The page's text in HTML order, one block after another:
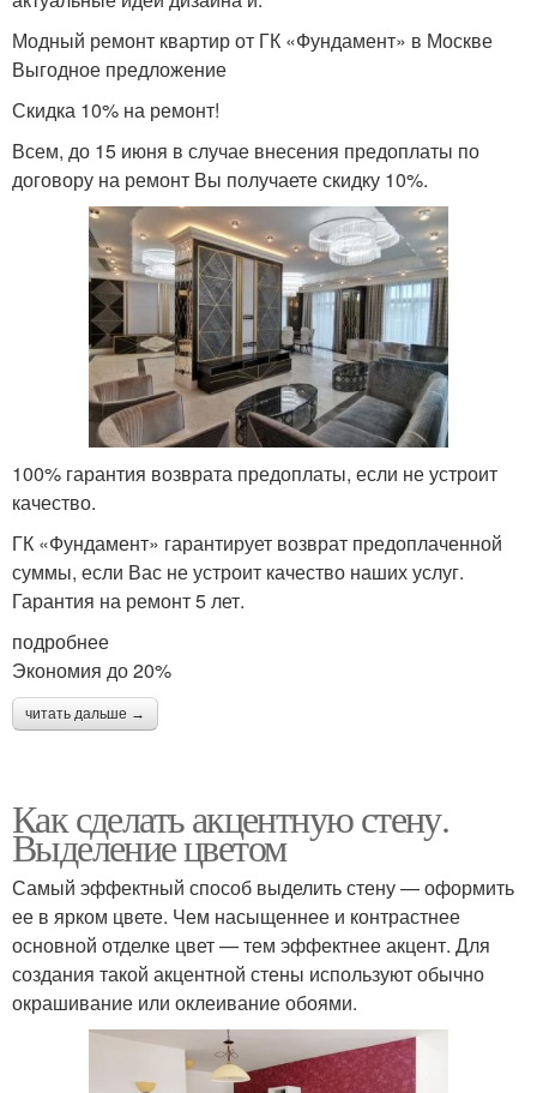
Модный ремонт квартир от ГК «Фундамент» в Москве
Выгодное предложение
Скидка 10% на ремонт!
Всем, до 15 июня в случае внесения предоплаты по
договору на ремонт Вы получаете скидку 10%.
100% гарантия возврата предоплаты, если не устроит
качество.
ГК «Фундамент» гарантирует возврат предоплаченной
суммы, если Вас не устроит качество наших услуг.
Гарантия на ремонт 5 лет.
подробнее
Экономия до 20%
читать дальше →
Как сделать акцентную стену.
Выделение цветом
Самый эффектный способ выделить стену — оформить
ее в ярком цвете. Чем насыщеннее и контрастнее
основной отделке цвет — тем эффектнее акцент. Для
создания такой акцентной стены используют обычно
окрашивание или оклеивание обоями.